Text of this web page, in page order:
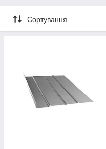
Сортування